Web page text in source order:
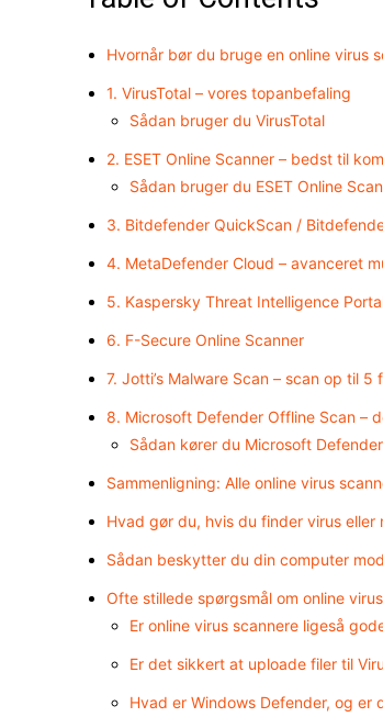
Hvornår bør du bruge en online virus
1. VirusTotal – vores topanbefaling
Sådan bruger du VirusTotal
2. ESET Online Scanner – bedst til
Sådan bruger du ESET Online
3. Bitdefender QuickScan /
4. MetaDefender Cloud – avanceret
5. Kaspersky Threat Intelligence
6. F-Secure Online Scanner
7. Jotti’s Malware Scan – scan op til 5
8. Microsoft Defender Offline Scan –
Sådan kører du Microsoft
Sammenligning: Alle online virus
Hvad gør du, hvis du finder virus eller
Sådan beskytter du din computer
Ofte stillede spørgsmål om online
Er online virus scannere ligeså
Er det sikkert at uploade filer til
Hvad er Windows Defender, og er